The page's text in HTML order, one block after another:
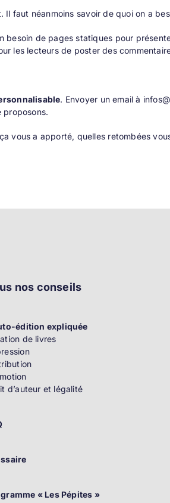
faut néanmoins savoir de quoi on a
besoin de pages statiques pour
les lecteurs de poster des
. Envoyer un email à
proposons.
vous a apporté, quelles retombées
nos conseils
édition expliquée
de livres
d’auteur et légalité
« Les Pépites »